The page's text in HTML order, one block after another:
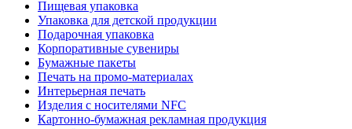
Пищевая упаковка
Упаковка для детской продукции
Подарочная упаковка
Корпоративные сувениры
Бумажные пакеты
Печать на промо-материалах
Интерьерная печать
Изделия с носителями NFC
Картонно-бумажная рекламная продукция